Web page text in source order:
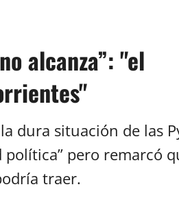
alcanza”: "el
dura situación de las
pero remarcó
traer.